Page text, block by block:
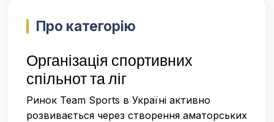
Про категорію
Організація спортивних
спільнот та ліг
Ринок Team Sports в Україні активно
розвивається через створення аматорських